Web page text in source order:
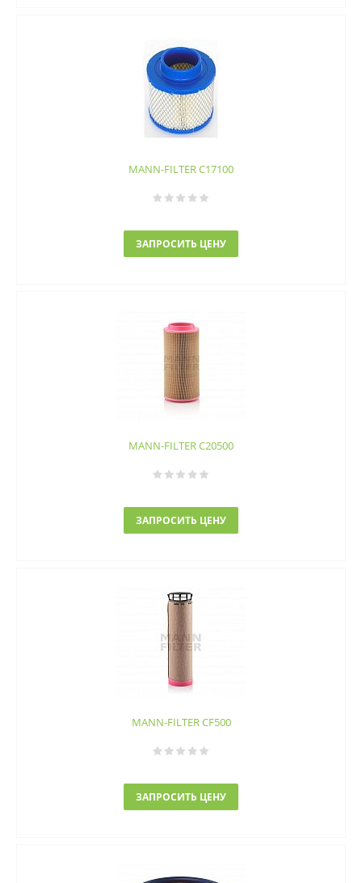
MANN-FILTER C17100
ЗАПРОСИТЬ ЦЕНУ
MANN-FILTER C20500
ЗАПРОСИТЬ ЦЕНУ
MANN-FILTER CF500
ЗАПРОСИТЬ ЦЕНУ